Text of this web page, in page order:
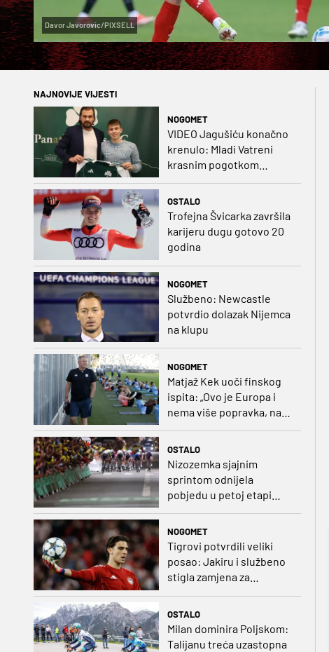
Davor Javorovic/PIXSELL
NAJNOVIJE VIJESTI
NOGOMET
VIDEO Jagušiću konačno
krenulo: Mladi Vatreni
krasnim pogotkom
OSTALO
Trofejna Švicarka završila
karijeru dugu gotovo 20
godina
NOGOMET
Službeno: Newcastle
potvrdio dolazak Nijemca
na klupu
NOGOMET
Matjaž Kek uoči finskog
ispita: „Ovo je Europa i
nema više popravka, na
Rujevici se nešto pita i
OSTALO
Nizozemka sjajnim
sprintom odnijela
pobjedu u petoj etapi
NOGOMET
Tigrovi potvrdili veliki
posao: Jakiru i službeno
stigla zamjena za
OSTALO
Milan dominira Poljskom:
Talijanu treća uzastopna